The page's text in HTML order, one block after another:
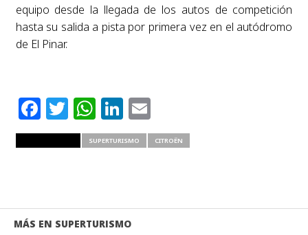
equipo desde la llegada de los autos de competición
hasta su salida a pista por primera vez en el autódromo
de El Pinar.
Facebook
Twitter
WhatsApp
LinkedIn
Email
SUPERTURISMO CITROËN
MÁS EN SUPERTURISMO